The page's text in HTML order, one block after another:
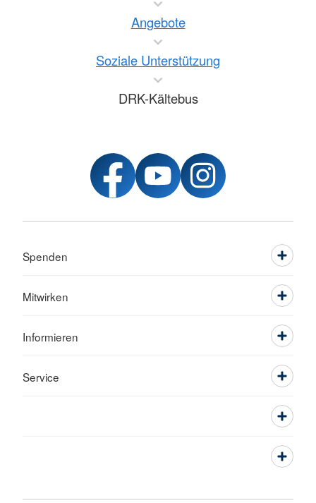
Angebote
Soziale Unterstützung
DRK-Kältebus
Spenden
Mitwirken
Informieren
Service